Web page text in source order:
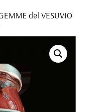
del VESUVIO